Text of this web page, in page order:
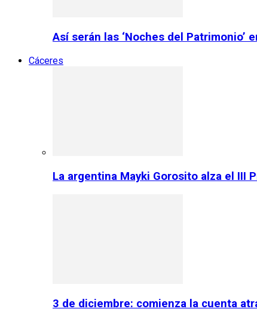
Así serán las ‘Noches del Patrimonio’
Cáceres
La argentina Mayki Gorosito alza el III
3 de diciembre: comienza la cuenta